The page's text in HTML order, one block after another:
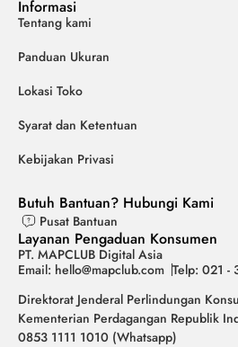
Informasi
Tentang kami
Panduan Ukuran
Lokasi Toko
Syarat dan Ketentuan
Kebijakan Privasi
Butuh Bantuan? Hubungi Kami
Pusat Bantuan
Layanan Pengaduan Konsumen
PT. MAPCLUB Digital Asia
Email: hello@mapclub.com Telp: 021
Direktorat Jenderal Perlindungan
Kementerian Perdagangan Republik
0853 1111 1010 (Whatsapp)